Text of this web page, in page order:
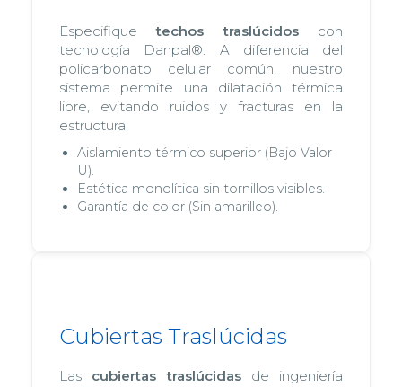
Especifiquetechos traslúcidoscon
tecnología Danpal®. A diferencia del
policarbonato celular común, nuestro
sistema permite una dilatación térmica
libre, evitando ruidos y fracturas en la
estructura.
Aislamiento térmico superior (Bajo Valor
U).
Estética monolítica sin tornillos visibles.